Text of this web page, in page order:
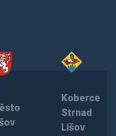
Koberce
Strnad
Lišov